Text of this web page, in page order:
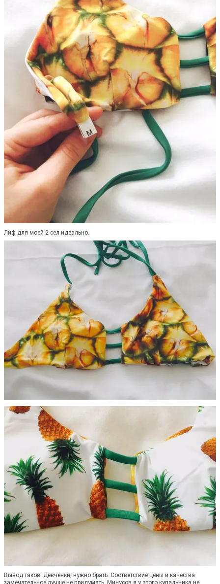
Лиф для моей 2 сел идеально.
Вывод таков: Девченки, нужно брать. Соответствие цены и качества
замечательное.лучше не придумать. Минусов я у этого купальника не